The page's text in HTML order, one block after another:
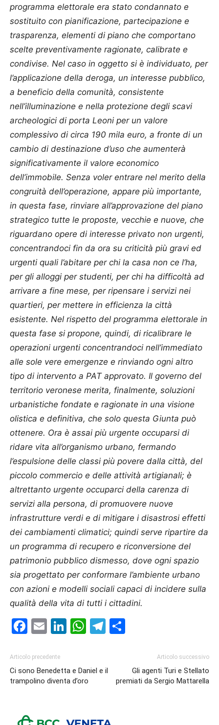
programma elettorale era stato condannato e
sostituito con pianificazione, partecipazione e
trasparenza, elementi di piano che comportano
scelte preventivamente ragionate, calibrate e
condivise. Nel caso in oggetto si è individuato, per
l’applicazione della deroga, un interesse pubblico,
a beneficio della comunità, consistente
nell’illuminazione e nella protezione degli scavi
archeologici di porta Leoni per un valore
complessivo di circa 190 mila euro, a fronte di un
cambio di destinazione d’uso che aumenterà
significativamente il valore economico
dell’immobile. Senza voler entrare nel merito della
congruità dell’operazione, appare più importante,
in questa fase, rinviare all’approvazione del piano
strategico tutte le proposte, vecchie e nuove, che
riguardano opere di interesse privato non urgenti,
concentrandoci fin da ora su criticità più gravi ed
urgenti quali l’abitare per chi la casa non ce l’ha,
per gli alloggi per studenti, per chi ha difficoltà ad
arrivare a fine mese, per ripensare i servizi nei
quartieri, per mettere in efficienza la città
esistente. Nel rispetto del programma elettorale in
questa fase si propone, quindi, di ricalibrare le
operazioni urgenti concentrandoci nell’immediato
alle sole vere emergenze e rinviando ogni altro
tipo di intervento a PAT approvato. Il governo del
territorio veronese merita, finalmente, soluzioni
urbanistiche fondate e ragionate in una visione
olistica e definitiva, che solo questa Giunta può
ottenere. Ora è assai più urgente occuparsi di
ridare vita all’organismo urbano, fermando
l’espulsione delle classi più povere dalla città, del
piccolo commercio e delle attività artigianali; è
altrettanto urgente occuparci della carenza di
servizi alla persona, di promuovere nuove
infrastrutture verdi e di mitigare i disastrosi effetti
dei cambiamenti climatici; quindi serve ripartire da
un programma di recupero e riconversione del
patrimonio pubblico dismesso, dove ogni spazio
sia progettato per conformare l’ambiente urbano
con azioni e modelli sociali capaci di incidere sulla
qualità della vita di tutti i cittadini.
Facebook
EmailLinkedIn
WhatsApp
Telegram
Articolo precedente
Ci sono Benedetta e Daniel e il
trampolino diventa d’oro
Articolo successivo
Gli agenti Turi e Stellato
premiati da Sergio Mattarella